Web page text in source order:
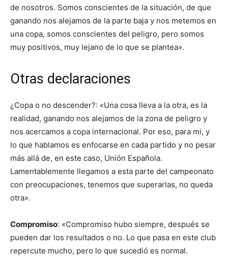
de nosotros. Somos conscientes de la situación, de que
ganando nos alejamos de la parte baja y nos metemos en
una copa, somos conscientes del peligro, pero somos
muy positivos, muy lejano de lo que se plantea».
Otras declaraciones
¿Copa o no descender?: «Una cosa lleva a la otra, es la
realidad, ganando nos alejamos de la zona de peligro y
nos acercamos a copa internacional. Por eso, para mi, y
lo que hablamos es enfocarse en cada partido y no pesar
más allá de, en este caso, Unión Española.
Lamentablemente llegamos a esta parte del campeonato
con preocupaciones, tenemos que superarlas, no queda
otra».
Compromiso: «Compromiso hubo siempre, después se
pueden dar los resultados o no. Lo que pasa en este club
repercute mucho, pero lo que sucedió es normal.